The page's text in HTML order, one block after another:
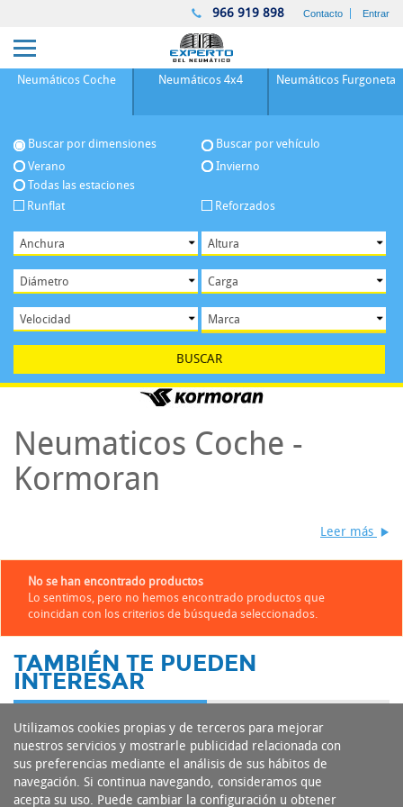
966 919 898 Contacto Entrar
Neumáticos Coche Neumáticos 4x4 Neumáticos Furgoneta
Buscar por dimensiones
Buscar por vehículo
Verano
Invierno
Todas las estaciones
Runflat
Reforzados
BUSCAR
Neumaticos Coche -
Kormoran
Leer más
No se han encontrado productos
Lo sentimos, pero no hemos encontrado productos que
coincidan con los criterios de búsqueda seleccionados.
TAMBIÉN TE PUEDEN
INTERESAR
Utilizamos cookies propias y de terceros para mejorar
nuestros servicios y mostrarle publicidad relacionada con
sus preferencias mediante el análisis de sus hábitos de
navegación. Si continua navegando, consideramos que
acepta su uso. Puede cambiar la configuración u obtener